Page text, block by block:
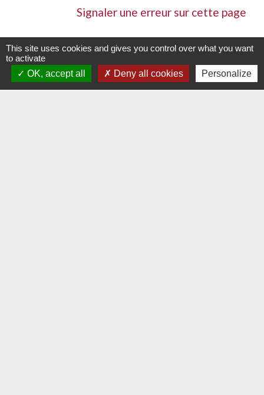
Signaler une erreur sur cette page
Contacts
This site uses cookies and gives you control over what you want
to activate
OK, accept all
Deny all cookies Personalize